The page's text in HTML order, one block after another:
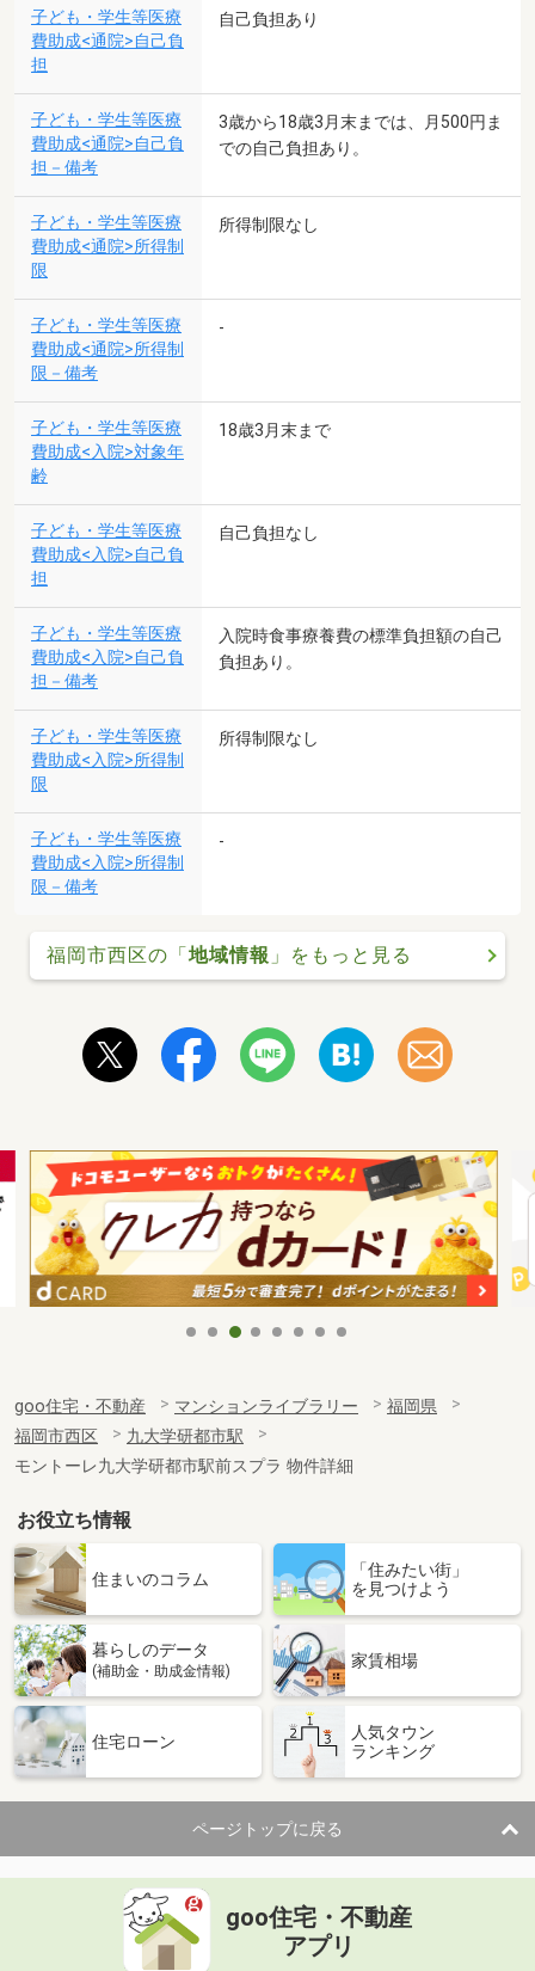
子ども・学生等医療
費助成<通院>自己負
担
自己負担あり
子ども・学生等医療
費助成<通院>自己負
担－備考
3歳から18歳3月末までは、月500円ま
での自己負担あり。
子ども・学生等医療
費助成<通院>所得制
限
所得制限なし
子ども・学生等医療
費助成<通院>所得制
限－備考
-
子ども・学生等医療
費助成<入院>対象年
齢
18歳3月末まで
子ども・学生等医療
費助成<入院>自己負
担
自己負担なし
子ども・学生等医療
費助成<入院>自己負
担－備考
入院時食事療養費の標準負担額の自己
負担あり。
子ども・学生等医療
費助成<入院>所得制
限
所得制限なし
子ども・学生等医療
費助成<入院>所得制
限－備考
-
福岡市西区の「地域情報 」をもっと見る
goo住宅・不動産 マンションライブラリー
福岡県
福岡市西区
九大学研都市駅
モントーレ九大学研都市駅前スプラ 物件詳細
お役立ち情報
住まいのコラム
「住みたい街」
を見つけよう
暮らしのデータ
(補助金・助成金情報)
家賃相場
住宅ローン
人気タウン
ランキング
ページトップに戻る
goo住宅・不動産
アプリ